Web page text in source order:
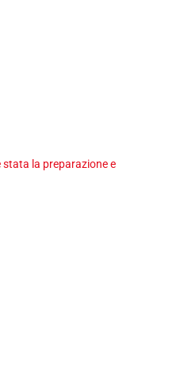
la preparazione e